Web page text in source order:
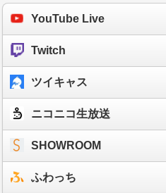
YouTube Live
Twitch
ツイキャス
ニコニコ生放送
SHOWROOM
ふわっち